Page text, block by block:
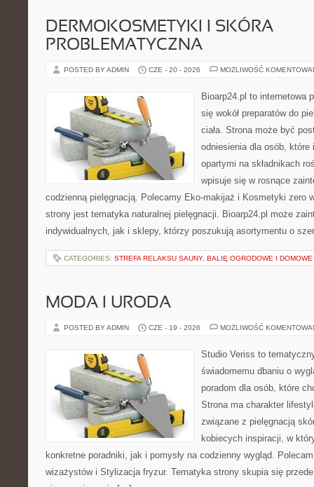
DERMOKOSMETYKI I SKÓRA
PROBLEMATYCZNA
POSTED BY ADMIN CZE - 20 - 2026 MOŻLIWOŚĆ
Bioarp24.pl to internetowa
się wokół preparatów do
ciała. Strona może być
odniesienia dla osób,
opartymi na składnikach
wpisuje się w rosnące
codzienną pielęgnacją. Polecamy Eko-makijaż i Kosmetyki zero
strony jest tematyka naturalnej pielęgnacji. Bioarp24.pl może
indywidualnych, jak i sklepy, którzy poszukują asortymentu o
CATEGORIES: STREFA RELAKSU SAUNY, BALIĘ OGRODOWE I DOMOWE
MODA I URODA
POSTED BY ADMIN CZE - 19 - 2026 MOŻLIWOŚĆ
Studio Veriss to
świadomemu dbaniu o
poradom dla osób, które
Strona ma charakter
związane z pielęgnacją
kobiecych inspiracji, w
konkretne poradniki, jak i pomysły na codzienny wygląd.
wizażystów i Stylizacja fryzur. Tematyka strony skupia się